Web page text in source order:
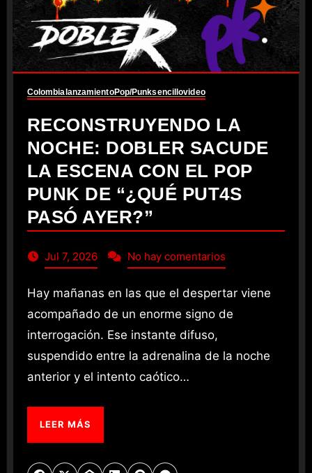
ColombialanzamientoPop/Punksencillovideo
RECONSTRUYENDO LA
NOCHE: DOBLER SACUDE
LA ESCENA CON EL POP
PUNK DE “¿QUÉ PUT4S
PASÓ AYER?”
Jul 7, 2026 No hay comentarios
Hay mañanas en las que el despertar viene
acompañado de un enorme signo de
interrogación. Ese instante difuso,
suspendido entre la adrenalina de la noche
anterior y el intento caótico…
LEER MÁS